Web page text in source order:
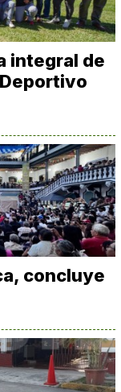
integral de
concluye